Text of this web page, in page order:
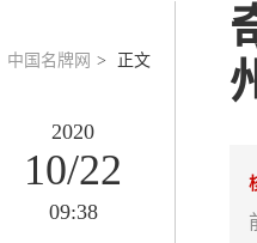
中国名牌网 > 正文
2020
10/22
09:38